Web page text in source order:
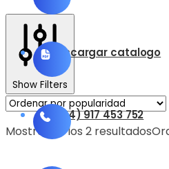
Descargar catalogo
(+34) 917 453 752
Show Filters
Mostrando los 2 resultados